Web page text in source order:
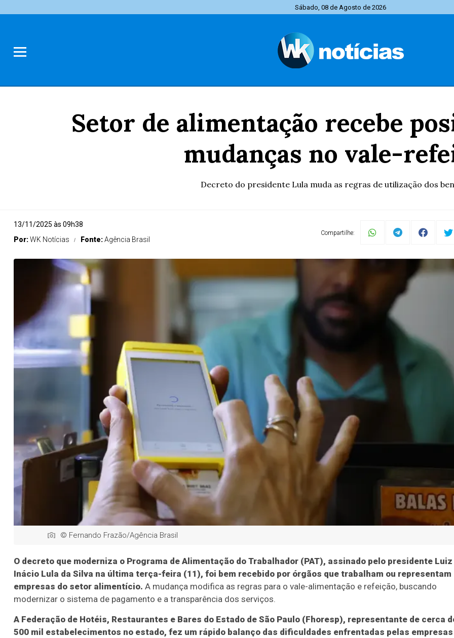
Sábado, 08 de Agosto de 2026
Setor de alimentação recebe
mudanças no vale-
Decreto do presidente Lula muda as regras de utilização dos
13/11/2025 às 09h38
Por:WK Notícias Fonte:Agência Brasil
Compartilhe:
© Fernando Frazão/Agência Brasil
O decreto que moderniza o Programa de Alimentação do Trabalhador (PAT), assinado pelo presidente Luiz
Inácio Lula da Silva na última terça-feira (11), foi bem recebido por órgãos que trabalham ou representam
empresas do setor alimentício. A mudança modifica as regras para o vale-alimentação e refeição, buscando
modernizar o sistema de pagamento e a transparência dos serviços.
A Federação de Hotéis, Restaurantes e Bares do Estado de São Paulo (Fhoresp), representante de cerca
500 mil estabelecimentos no estado, fez um rápido balanço das dificuldades enfrentadas pelas empresas